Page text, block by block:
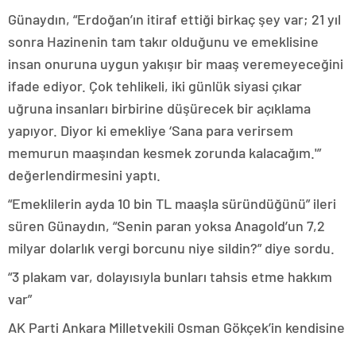
Günaydın, “Erdoğan’ın itiraf ettiği birkaç şey var; 21 yıl
sonra Hazinenin tam takır olduğunu ve emeklisine
insan onuruna uygun yakışır bir maaş veremeyeceğini
ifade ediyor. Çok tehlikeli, iki günlük siyasi çıkar
uğruna insanları birbirine düşürecek bir açıklama
yapıyor. Diyor ki emekliye ‘Sana para verirsem
memurun maaşından kesmek zorunda kalacağım.'”
değerlendirmesini yaptı.
“Emeklilerin ayda 10 bin TL maaşla süründüğünü” ileri
süren Günaydın, “Senin paran yoksa Anagold’un 7,2
milyar dolarlık vergi borcunu niye sildin?” diye sordu.
“3 plakam var, dolayısıyla bunları tahsis etme hakkım
var”
AK Parti Ankara Milletvekili Osman Gökçek’in kendisine